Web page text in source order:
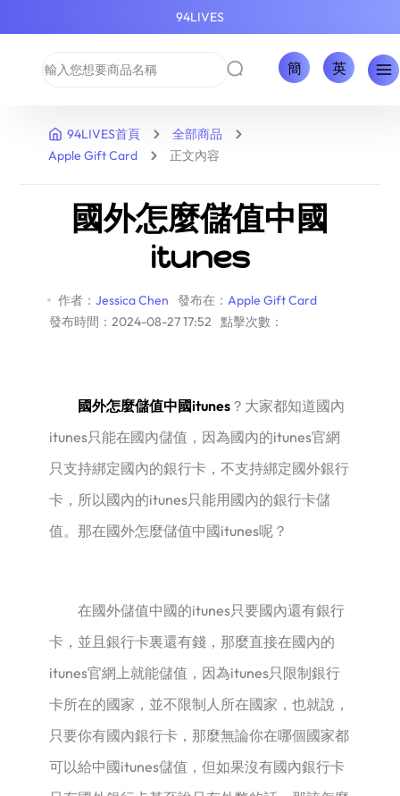
94LIVES
簡 英
94LIVES首頁
全部商品
Apple Gift Card
正文內容
國外怎麼儲值中國
itunes
作者： Jessica Chen 發布在： Apple Gift Card
發布時間：2024-08-27 17:52
點擊次數：
國外怎麼儲值中國itunes？大家都知道國內
itunes只能在國內儲值，因為國內的itunes官網
只支持綁定國內的銀行卡，不支持綁定國外銀行
卡，所以國內的itunes只能用國內的銀行卡儲
值。那在國外怎麼儲值中國itunes呢？
在國外儲值中國的itunes只要國內還有銀行
卡，並且銀行卡裏還有錢，那麼直接在國內的
itunes官網上就能儲值，因為itunes只限制銀行
卡所在的國家，並不限制人所在國家，也就說，
只要你有國內銀行卡，那麼無論你在哪個國家都
可以給中國itunes儲值，但如果沒有國內銀行卡